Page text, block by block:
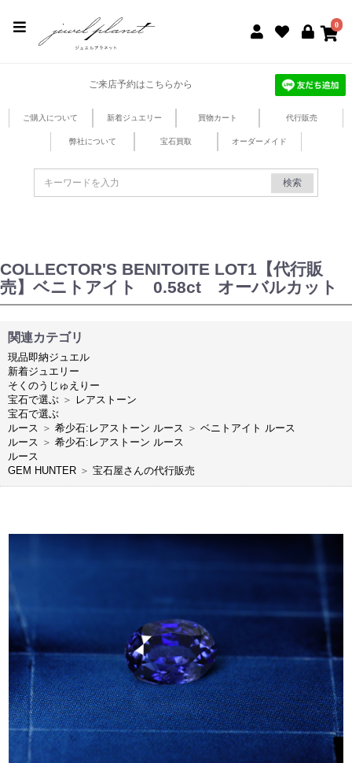
0
ご来店予約はこちらから
ご購入について 新着ジュエリー 買物カート 代行販売
弊社について 宝石買取 オーダーメイド
検索
COLLECTOR'S BENITOITE LOT1【代行販
売】ベニトアイト 0.58ct オーバルカット
関連カテゴリ
現品即納ジュエル
新着ジュエリー
そくのうじゅえりー
宝石で選ぶ ＞ レアストーン
宝石で選ぶ
ルース ＞ 希少石:レアストーン ルース ＞ ベニトアイト ルース
ルース ＞ 希少石:レアストーン ルース
ルース
GEM HUNTER ＞ 宝石屋さんの代行販売